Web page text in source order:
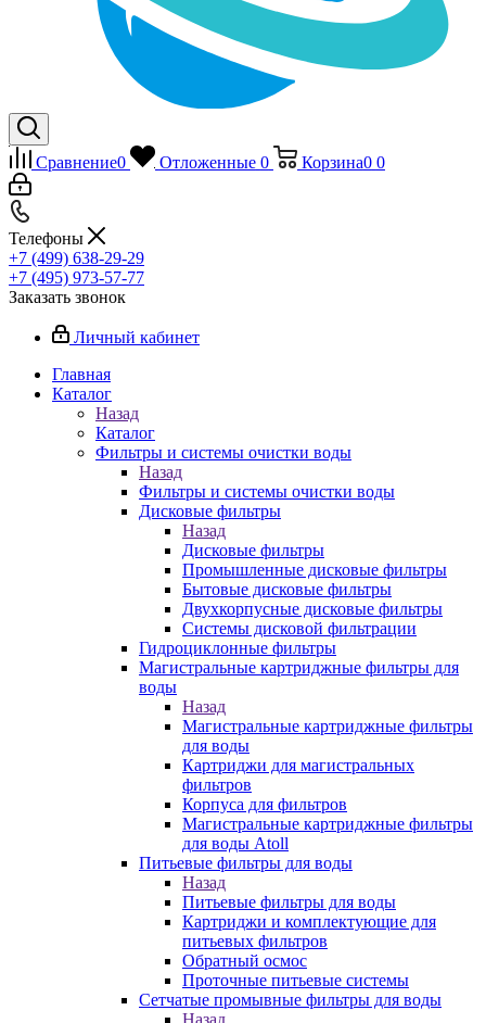
Сравнение0 Отложенные 0 Корзина0 0
Телефоны
+7 (499) 638-29-29
+7 (495) 973-57-77
Заказать звонок
Личный кабинет
Главная
Каталог
Назад
Каталог
Фильтры и системы очистки воды
Назад
Фильтры и системы очистки воды
Дисковые фильтры
Назад
Дисковые фильтры
Промышленные дисковые фильтры
Бытовые дисковые фильтры
Двухкорпусные дисковые фильтры
Системы дисковой фильтрации
Гидроциклонные фильтры
Магистральные картриджные фильтры для
воды
Назад
Магистральные картриджные фильтры
для воды
Картриджи для магистральных
фильтров
Корпуса для фильтров
Магистральные картриджные фильтры
для воды Atoll
Питьевые фильтры для воды
Назад
Питьевые фильтры для воды
Картриджи и комплектующие для
питьевых фильтров
Обратный осмос
Проточные питьевые системы
Сетчатые промывные фильтры для воды
Назад